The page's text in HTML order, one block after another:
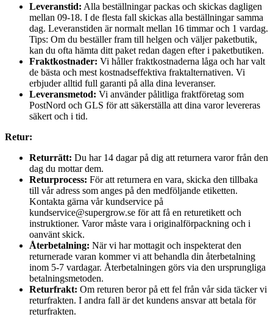
Leveranstid: Alla beställningar packas och skickas dagligen
mellan 09-18. I de flesta fall skickas alla beställningar samma
dag. Leveranstiden är normalt mellan 16 timmar och 1 vardag.
Tips: Om du beställer fram till helgen och väljer paketbutik,
kan du ofta hämta ditt paket redan dagen efter i paketbutiken.
Fraktkostnader: Vi håller fraktkostnaderna låga och har valt
de bästa och mest kostnadseffektiva fraktalternativen. Vi
erbjuder alltid full garanti på alla dina leveranser.
Leveransmetod: Vi använder pålitliga fraktföretag som
PostNord och GLS för att säkerställa att dina varor levereras
säkert och i tid.
Retur:
Returrätt: Du har 14 dagar på dig att returnera varor från den
dag du mottar dem.
Returprocess: För att returnera en vara, skicka den tillbaka
till vår adress som anges på den medföljande etiketten.
Kontakta gärna vår kundservice på
kundservice@supergrow.se för att få en returetikett och
instruktioner. Varor måste vara i originalförpackning och i
oanvänt skick.
Återbetalning: När vi har mottagit och inspekterat den
returnerade varan kommer vi att behandla din återbetalning
inom 5-7 vardagar. Återbetalningen görs via den ursprungliga
betalningsmetoden.
Returfrakt: Om returen beror på ett fel från vår sida täcker vi
returfrakten. I andra fall är det kundens ansvar att betala för
returfrakten.